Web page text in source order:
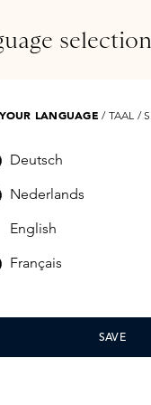
Samples Skins
selection
LANGUAGE / TAAL /
Deutsch
Nederlands
English
Français
SAVE